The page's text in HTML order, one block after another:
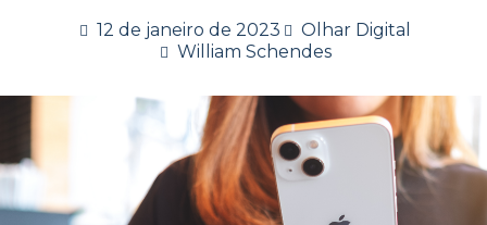
12 de janeiro de 2023
Olhar Digital
William Schendes